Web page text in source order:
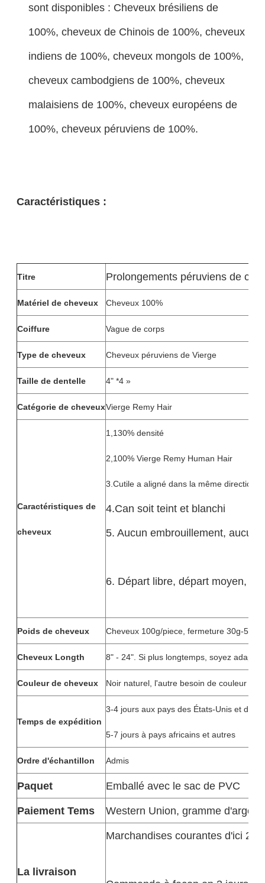
sont disponibles : Cheveux brésiliens de
100%, cheveux de Chinois de 100%, cheveux
indiens de 100%, cheveux mongols de 100%,
cheveux cambodgiens de 100%, cheveux
malaisiens de 100%, cheveux européens de
100%, cheveux péruviens de 100%.
Caractéristiques :
Titre Prolongements péruviens de
Matériel de cheveux Cheveux 100%
Coiffure Vague de corps
Type de cheveux Cheveux péruviens de Vierge
Taille de dentelle 4" *4 »
Catégorie de cheveuxVierge Remy Hair
Caractéristiques de
cheveux
1,130% densité
2,100% Vierge Remy Human Hair
3.Cutile a aligné dans la même direction
4.Can soit teint et blanchi
5. Aucun embrouillement, aucun
6. Départ libre, départ moyen,
Poids de cheveux Cheveux 100g/piece, fermeture 30g-50g/
Cheveux Longth 8" - 24". Si plus longtemps, soyez adapté
Couleur de cheveux Noir naturel, l'autre besoin de couleur
Temps de expédition
3-4 jours aux pays des États-Unis et de
5-7 jours à pays africains et autres
Ordre d'échantillon Admis
Paquet
Emballé avec le sac de PVC
Paiement Tems
Western Union, gramme
La livraison
Marchandises courantes d'ici 24